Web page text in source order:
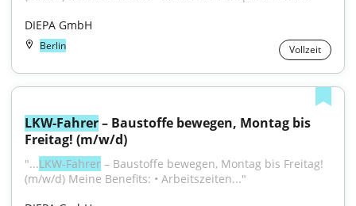
DIEPA GmbH
Berlin Vollzeit
LKW-Fahrer – Baustoffe bewegen, Montag bis
Freitag! (m/w/d)
"...LKW-Fahrer – Baustoffe bewegen, Montag bis Freitag!
(m/w/d) Meine Benefits: • Arbeitszeiten..."